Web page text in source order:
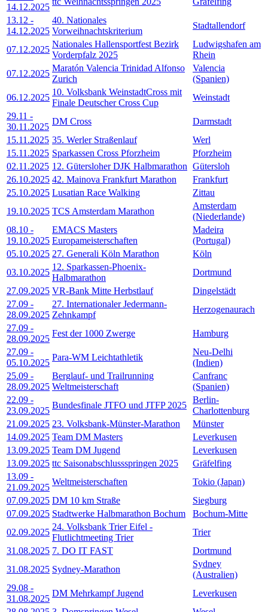
14.12.2025
13.12 -
14.12.2025
40. Nationales
Vorweihnachtskriterium
Stadtallendorf
07.12.2025
Nationales Hallensportfest Bezirk
Vorderpfalz 2025
Ludwigshafen am
Rhein
07.12.2025
Maratón Valencia Trinidad Alfonso
Zurich
Valencia
(Spanien)
06.12.2025
10. Volksbank WeinstadtCross mit
Finale Deutscher Cross Cup
Weinstadt
29.11 -
30.11.2025
DM Cross
Darmstadt
15.11.2025 35. Werler Straßenlauf
Werl
15.11.2025 Sparkassen Cross Pforzheim
Pforzheim
02.11.2025 12. Gütersloher DJK Halbmarathon Gütersloh
26.10.2025 42. Mainova Frankfurt Marathon
Frankfurt
25.10.2025 Lusatian Race Walking
Zittau
19.10.2025 TCS Amsterdam Marathon
Amsterdam
(Niederlande)
08.10 -
19.10.2025
EMACS Masters
Europameisterschaften
Madeira
(Portugal)
05.10.2025 27. Generali Köln Marathon
Köln
03.10.2025
12. Sparkassen-Phoenix-
Halbmarathon
Dortmund
27.09.2025 VR-Bank Mitte Herbstlauf
Dingelstädt
27.09 -
28.09.2025
27. Internationaler Jedermann-
Zehnkampf
Herzogenaurach
27.09 -
28.09.2025
Fest der 1000 Zwerge
Hamburg
27.09 -
05.10.2025
Para-WM Leichtathletik
Neu-Delhi
(Indien)
25.09 -
28.09.2025
Berglauf- und Trailrunning
Weltmeisterschaft
Canfranc
(Spanien)
22.09 -
23.09.2025
Bundesfinale JTFO und JTFP 2025
Berlin-
Charlottenburg
21.09.2025 23. Volksbank-Münster-Marathon
Münster
14.09.2025 Team DM Masters
Leverkusen
13.09.2025 Team DM Jugend
Leverkusen
13.09.2025 ttc Saisonabschlussspringen 2025
Gräfelfing
13.09 -
21.09.2025
Weltmeisterschaften
Tokio (Japan)
07.09.2025 DM 10 km Straße
Siegburg
07.09.2025 Stadtwerke Halbmarathon Bochum
Bochum-Mitte
02.09.2025
24. Volksbank Trier Eifel -
Flutlichtmeeting Trier
Trier
31.08.2025 7. DO IT FAST
Dortmund
31.08.2025 Sydney-Marathon
Sydney
(Australien)
29.08 -
31.08.2025
DM Mehrkampf Jugend
Leverkusen